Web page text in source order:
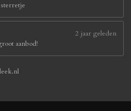
2 jaar geleden
aanbod!